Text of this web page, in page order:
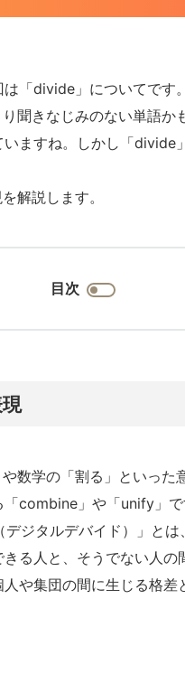
「divide」についてです。
聞きなじみのない単語か
ますね。しかし「divide
解説します。
目次
数学の「割る」といっ
combine」や「unify」で
ジタルデバイド）」とは
る人と、そうでない人
や集団の間に生じる格